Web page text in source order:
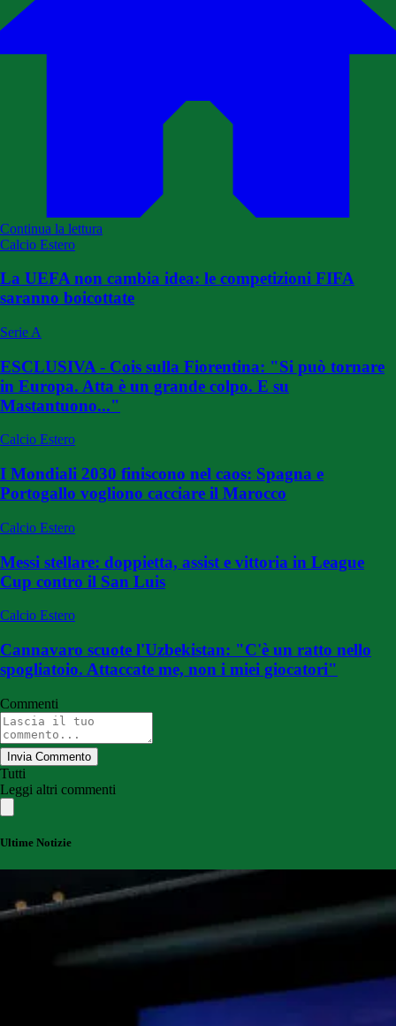
Continua la lettura
Calcio Estero
La UEFA non cambia idea: le competizioni FIFA
saranno boicottate
Serie A
ESCLUSIVA - Cois sulla Fiorentina: "Si può tornare
in Europa. Atta è un grande colpo. E su
Mastantuono..."
Calcio Estero
I Mondiali 2030 finiscono nel caos: Spagna e
Portogallo vogliono cacciare il Marocco
Calcio Estero
Messi stellare: doppietta, assist e vittoria in League
Cup contro il San Luis
Calcio Estero
Cannavaro scuote l'Uzbekistan: "C'è un ratto nello
spogliatoio. Attaccate me, non i miei giocatori"
Commenti
Invia Commento
Tutti
Leggi altri commenti
Ultime Notizie